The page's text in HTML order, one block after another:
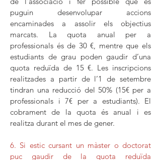
puguin desenvolupar accions
encaminades a assolir els objectius
marcats. La quota anual per a
professionals és de 30 €, mentre que els
estudiants de grau poden gaudir d’una
quota reduïda de 15 €. Les inscripcions
realitzades a partir de l’1 de setembre
tindran una reducció del 50% (15€ per a
professionals i 7€ per a estudiants). El
cobrament de la quota és anual i es
realitza durant el mes de gener.
6. Si estic cursant un màster o doctorat
puc gaudir de la quota reduïda